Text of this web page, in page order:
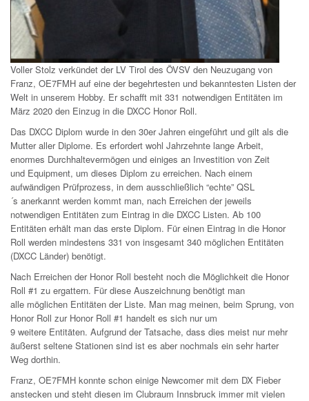
Voller Stolz verkündet der LV Tirol des ÖVSV den Neuzugang von
Franz, OE7FMH auf eine der begehrtesten und bekanntesten Listen der
Welt in unserem Hobby. Er schafft mit 331 notwendigen Entitäten im
März 2020 den Einzug in die DXCC Honor Roll.
Das DXCC Diplom wurde in den 30er Jahren eingeführt und gilt als die
Mutter aller Diplome. Es erfordert wohl Jahrzehnte lange Arbeit,
enormes Durchhaltevermögen und einiges an Investition von Zeit
und Equipment, um dieses Diplom zu erreichen. Nach einem
aufwändigen Prüfprozess, in dem ausschließlich “echte” QSL
´s anerkannt werden kommt man, nach Erreichen der jeweils
notwendigen Entitäten zum Eintrag in die DXCC Listen. Ab 100
Entitäten erhält man das erste Diplom. Füreinen Eintrag in die Honor
Roll werden mindestens 331 von insgesamt 340 möglichen Entitäten
(DXCC Länder) benötigt.
Nach Erreichen der Honor Roll besteht noch die Möglichkeit die Honor
Roll #1 zu ergattern. Für diese Auszeichnung benötigt man
alle möglichen Entitäten der Liste. Man mag meinen, beim Sprung, von
Honor Roll zur Honor Roll #1 handelt es sich nur um
9 weitere Entitäten. Aufgrund der Tatsache, dass dies meist nur mehr
äußerst seltene Stationen sind ist es aber nochmals ein sehr harter
Weg dorthin.
Franz, OE7FMH konnte schon einige Newcomer mit dem DX Fieber
anstecken und steht diesen im Clubraum Innsbruck immer mit vielen